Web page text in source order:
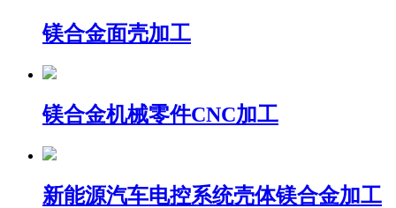
镁合金面壳加工
镁合金机械零件CNC加工
新能源汽车电控系统壳体镁合金加工